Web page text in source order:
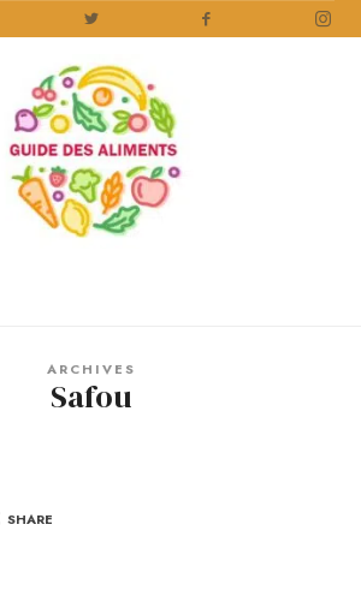
Aliments
ARCHIVES
Safou
SHARE